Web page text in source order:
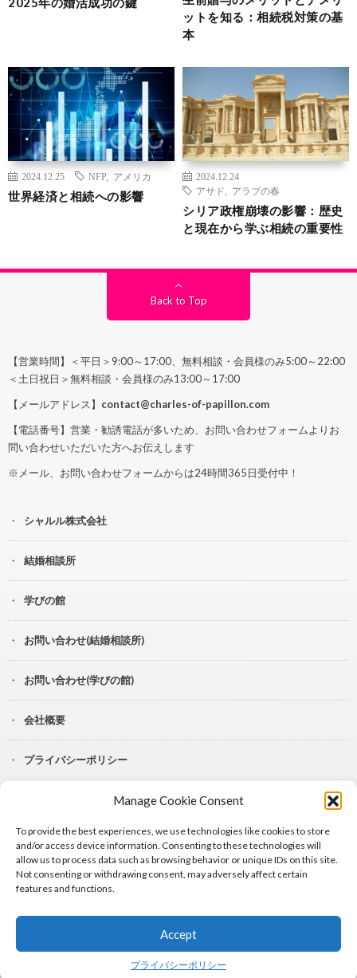
Manage Cookie Consent
To provide the best experiences, we use technologies like cookies to store
and/or access device information. Consenting to these technologies will
allow us to process data such as browsing behavior or unique IDs on this site.
Not consenting or withdrawing consent, may adversely affect certain
features and functions.
Accept
プライバシーポリシー
ットを知る：相続税対策の基
本
2024.12.25 NFP アメリカ
世界経済と相続への影響
2024.12.24
アサド
アラブの春
シリア政権崩壊の影響：歴史
と現在から学ぶ相続の重要性
Back to Top
【営業時間】＜平日＞9:00～17:00、無料相談・会員様のみ5:00～22:00
＜土日祝日＞無料相談・会員様のみ13:00～17:00
【メールアドレス】 contact@charles-of-papillon.com
【電話番号】営業・勧誘電話が多いため、お問い合わせフォームよりお
問い合わせいただいた方へお伝えします
※メール、お問い合わせフォームからは24時間365日受付中！
シャルル株式会社
結婚相談所
学びの館
お問い合わせ(結婚相談所)
お問い合わせ(学びの館)
会社概要
プライバシーポリシー
Lit.Link
© Copyright 2024シャルル株式会社.